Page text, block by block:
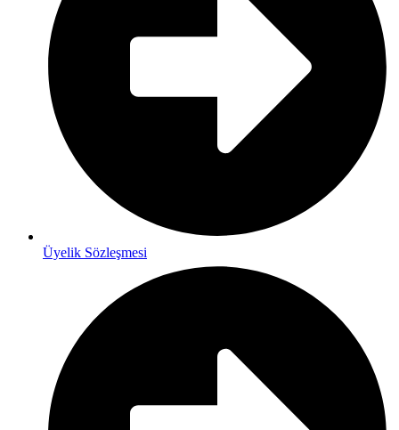
Üyelik Sözleşmesi